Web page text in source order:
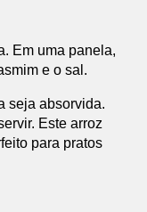
Em uma panela,
e o sal.
seja absorvida.
Este arroz
para pratos